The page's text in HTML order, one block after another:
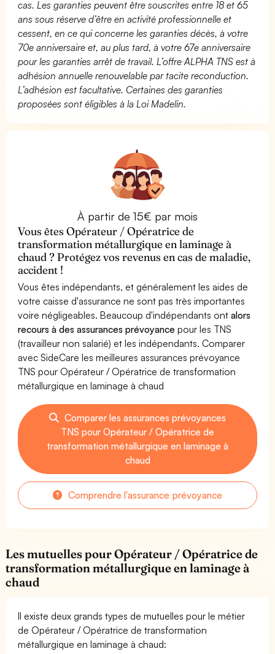
cas. Les garanties peuvent être souscrites entre 18 et 65
ans sous réserve d’être en activité professionnelle et
cessent, en ce qui concerne les garanties décès, à votre
70e anniversaire et, au plus tard, à votre 67e anniversaire
pour les garanties arrêt de travail. L’offre ALPHA TNS est à
adhésion annuelle renouvelable par tacite reconduction.
L’adhésion est facultative. Certaines des garanties
proposées sont éligibles à la Loi Madelin.
À partir de 15€ par mois
Vous êtes Opérateur / Opératrice de
transformation métallurgique en laminage à
chaud ? Protégez vos revenus en cas de maladie,
accident !
Vous êtes indépendants, et généralement les aides de
votre caisse d'assurance ne sont pas très importantes
voire négligeables. Beaucoup d'indépendants ontalors
recours à des assurances prévoyance pour les TNS
(travailleur non salarié) et les indépendants. Comparer
avec SideCare les meilleures assurances prévoyance
TNS pour Opérateur / Opératrice de transformation
métallurgique en laminage à chaud
Comparer les assurances prévoyances
TNS pour Opérateur / Opératrice de
transformation métallurgique en laminage à
chaud
Comprendre l'assurance prévoyance
Les mutuelles pour Opérateur / Opératrice de
transformation métallurgique en laminage à
chaud
Il existe deux grands types de mutuelles pour le métier
de Opérateur / Opératrice de transformation
métallurgique en laminage à chaud: